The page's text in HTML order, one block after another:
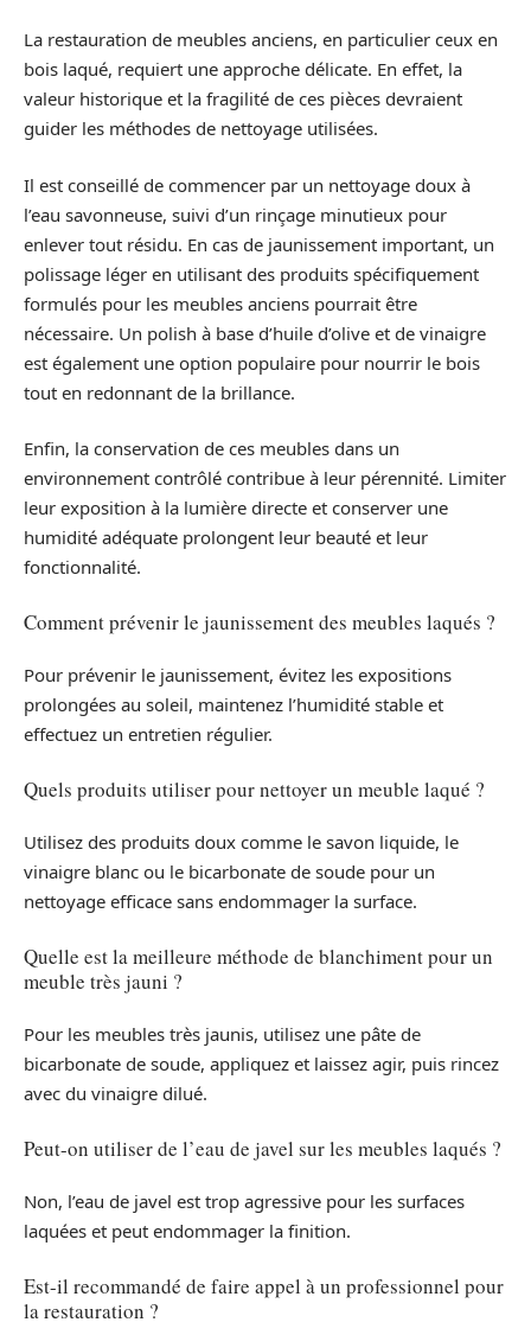
La restauration de meubles anciens, en particulier ceux en
bois laqué, requiert une approche délicate. En effet, la
valeur historique et la fragilité de ces pièces devraient
guider les méthodes de nettoyage utilisées.
Il est conseillé de commencer par un nettoyage doux à
l’eau savonneuse, suivi d’un rinçage minutieux pour
enlever tout résidu. En cas de jaunissement important, un
polissage léger en utilisant des produits spécifiquement
formulés pour les meubles anciens pourrait être
nécessaire. Un polish à base d’huile d’olive et de vinaigre
est également une option populaire pour nourrir le bois
tout en redonnant de la brillance.
Enfin, la conservation de ces meubles dans un
environnement contrôlé contribue à leur pérennité. Limiter
leur exposition à la lumière directe et conserver une
humidité adéquate prolongent leur beauté et leur
fonctionnalité.
Comment prévenir le jaunissement des meubles laqués ?
Pour prévenir le jaunissement, évitez les expositions
prolongées au soleil, maintenez l’humidité stable et
effectuez un entretien régulier.
Quels produits utiliser pour nettoyer un meuble laqué ?
Utilisez des produits doux comme le savon liquide, le
vinaigre blanc ou le bicarbonate de soude pour un
nettoyage efficace sans endommager la surface.
Quelle est la meilleure méthode de blanchiment pour un
meuble très jauni ?
Pour les meubles très jaunis, utilisez une pâte de
bicarbonate de soude, appliquez et laissez agir, puis rincez
avec du vinaigre dilué.
Peut-on utiliser de l’eau de javel sur les meubles laqués ?
Non, l’eau de javel est trop agressive pour les surfaces
laquées et peut endommager la finition.
Est-il recommandé de faire appel à un professionnel pour
la restauration ?